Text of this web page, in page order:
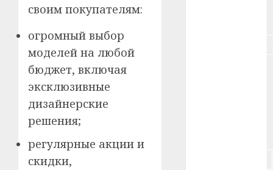
своим покупателям:
огромный выбор
моделей на любой
бюджет, включая
эксклюзивные
дизайнерские
решения;
регулярные акции и
скидки,